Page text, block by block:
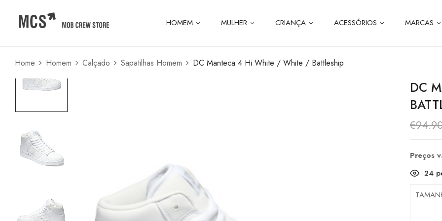
HOMEM MULHER CRIANÇA ACESSÓRIOS MARCAS
Home Homem Calçado Sapatilhas Homem DC Manteca 4 Hi White / White / Battleship
DC
€
Preços
24